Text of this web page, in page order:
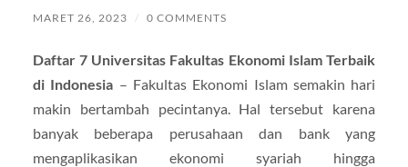
MARET 26, 2023 / 0 COMMENTS
Daftar 7 Universitas Fakultas Ekonomi Islam Terbaik
di Indonesia – Fakultas Ekonomi Islam semakin hari
makin bertambah pecintanya. Hal tersebut karena
banyak beberapa perusahaan dan bank yang
mengaplikasikan ekonomi syariah hingga